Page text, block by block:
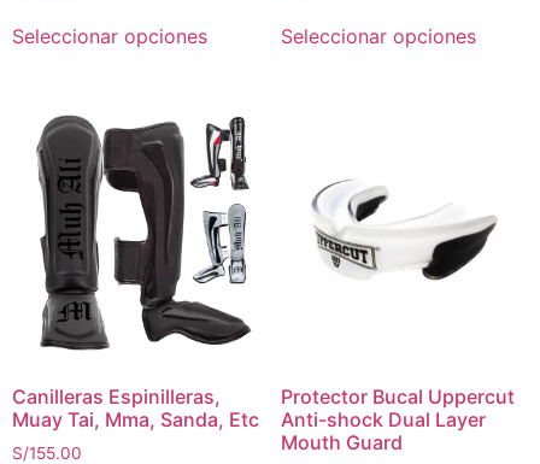
Seleccionar opciones Seleccionar opciones
Canilleras Espinilleras,
Muay Tai, Mma, Sanda, Etc
S/155.00
Protector Bucal Uppercut
Anti-shock Dual Layer
Mouth Guard